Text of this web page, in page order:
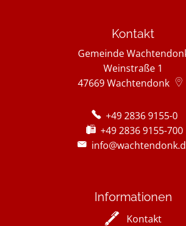
Kontakt
Gemeinde
Weinstraße 1
47669Wachtendonk
+49 2836 9155-0
+49 2836 9155-700
Informationen
Kontakt